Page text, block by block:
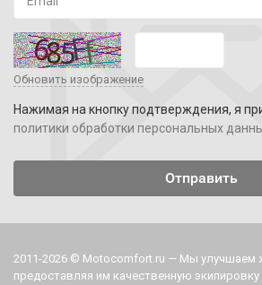
Обновить изображение
Нажимая на кнопку подтверждения, я
политики обработки персональных
2011-2026 © Motocomfort.ru — Мы улучшаем
предоставляя им качественную экипировку